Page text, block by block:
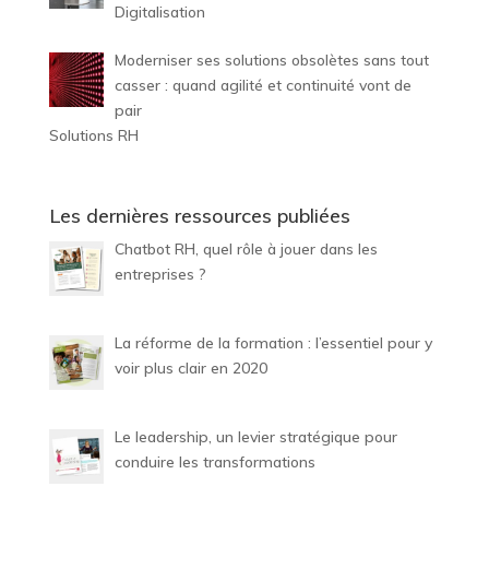
Digitalisation
Moderniser ses solutions obsolètes sans tout
casser : quand agilité et continuité vont de
pair
Solutions RH
Les dernières ressources publiées
Chatbot RH, quel rôle à jouer dans les
entreprises ?
La réforme de la formation : l’essentiel pour y
voir plus clair en 2020
Le leadership, un levier stratégique pour
conduire les transformations